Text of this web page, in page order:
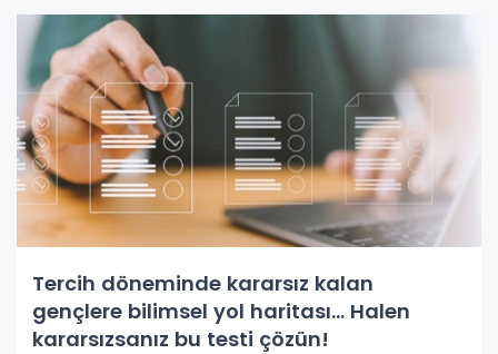
Tercih döneminde kararsız kalan
gençlere bilimsel yol haritası... Halen
kararsızsanız bu testi çözün!